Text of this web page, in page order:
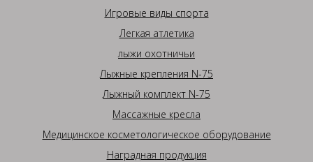
Игровые виды спорта
Легкая атлетика
лыжи охотничьи
Лыжные крепления N-75
Лыжный комплект N-75
Массажные кресла
Медицинское косметологическое оборудование
Наградная продукция